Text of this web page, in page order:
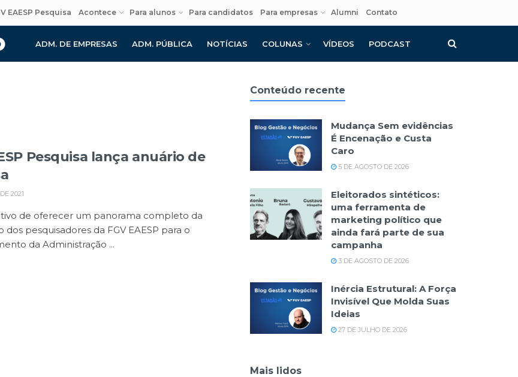
EAESP Pesquisa Acontece Para alunos Para candidatos Para empresas Alumni Contato
ADM. DE EMPRESAS ADM. PÚBLICA NOTÍCIAS COLUNAS VÍDEOS PODCAST
Pesquisa lança anuário de
2021
de oferecer um panorama completo da
dos pesquisadores da FGV EAESP para o
da Administração ...
Conteúdo recente
Mudança Sem evidências
É Encenação e Custa
Caro
5 DE AGOSTO DE 2026
Eleitorados sintéticos:
uma ferramenta de
marketing político que
ainda fará parte de sua
campanha
3 DE AGOSTO DE 2026
Inércia Estrutural: A Força
Invisível Que Molda Suas
Ideias
27 DE JULHO DE 2026
Mais lidos